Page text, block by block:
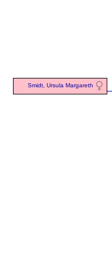
Smidt, Ursula Margareth